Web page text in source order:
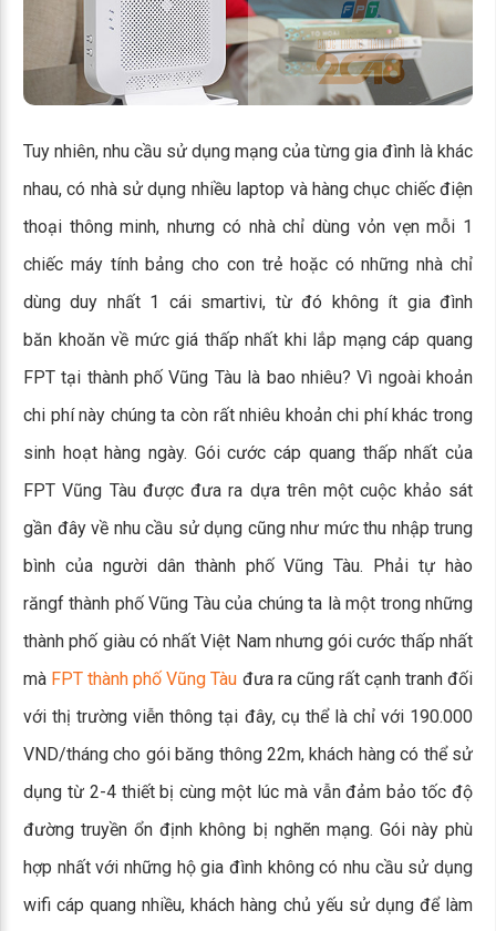
Tuy nhiên, nhu cầu sử dụng mạng của từng gia đình là khác
nhau, có nhà sử dụng nhiều laptop và hàng chục chiếc điện
thoại thông minh, nhưng có nhà chỉ dùng vỏn vẹn mỗi 1
chiếc máy tính bảng cho con trẻ hoặc có những nhà chỉ
dùng duy nhất 1 cái smartivi, từ đó không ít gia đình
băn khoăn về mức giá thấp nhất khi lắp mạng cáp quang
FPT tại thành phố Vũng Tàu là bao nhiêu? Vì ngoài khoản
chi phí này chúng ta còn rất nhiêu khoản chi phí khác trong
sinh hoạt hàng ngày. Gói cước cáp quang thấp nhất của
FPT Vũng Tàu được đưa ra dựa trên một cuộc khảo sát
gần đây về nhu cầu sử dụng cũng như mức thu nhập trung
bình của người dân thành phố Vũng Tàu. Phải tự hào
răngf thành phố Vũng Tàu của chúng ta là một trong những
thành phố giàu có nhất Việt Nam nhưng gói cước thấp nhất
mà FPT thành phố Vũng Tàu đưa ra cũng rất cạnh tranh đối
với thị trường viễn thông tại đây, cụ thể là chỉ với 190.000
VND/tháng cho gói băng thông 22m, khách hàng có thể sử
dụng từ 2-4 thiết bị cùng một lúc mà vẫn đảm bảo tốc độ
đường truyền ổn định không bị nghẽn mạng. Gói này phù
hợp nhất với những hộ gia đình không có nhu cầu sử dụng
wifi cáp quang nhiều, khách hàng chủ yếu sử dụng để làm